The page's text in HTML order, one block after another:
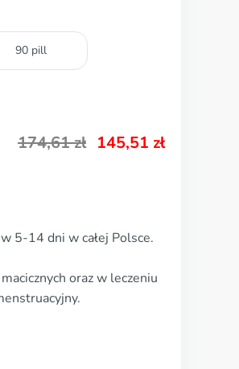
90 pill
174,61zł 145,51 zł
5-14 dni w całej Polsce.
oraz w leczeniu